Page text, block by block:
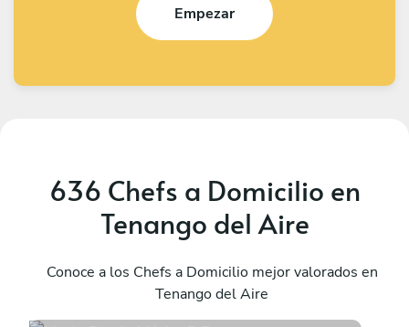
Empezar
636 Chefs a Domicilio en
Tenango del Aire
Conoce a los Chefs a Domicilio mejor valorados en
Tenango del Aire
México D.F.
13 servicios